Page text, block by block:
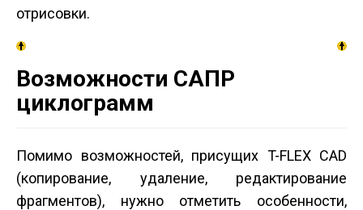
отрисовки.
Возможности САПР
циклограмм
Помимо возможностей, присущих T-FLEX CAD
(копирование, удаление, редактирование
фрагментов), нужно отметить особенности,